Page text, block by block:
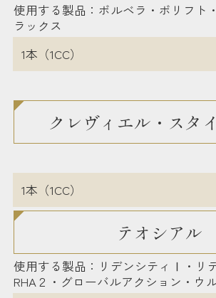
使用する製品：ボルベラ・ボリフト
ラックス
1本（1CC）
クレヴィエル・スタ
1本（1CC）
テオシアル
使用する製品：リデンシティⅠ・リ
RHA２・グローバルアクション・ウ